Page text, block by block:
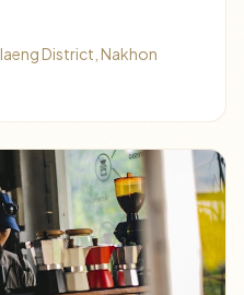
District, Nakhon